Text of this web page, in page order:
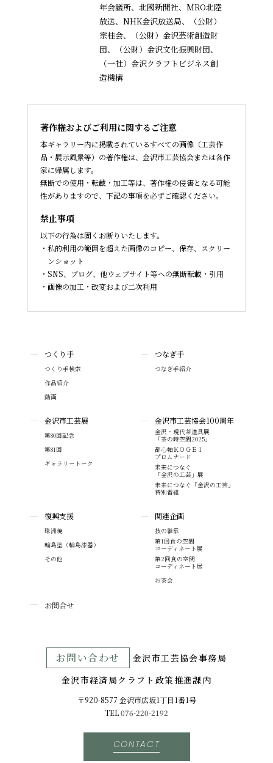
年会議所、北國新聞社、MRO北陸
放送、NHK金沢放送局、（公財）
宗桂会、
（公財）金沢芸術創造財
団、（公財）金沢文化振興財団、
（一社）金沢クラフトビジネス創
造機構
著作権およびご利用に関するご注意
本ギャラリー内に掲載されているすべての画像（工芸作
品・展示風景等）の著作権は、金沢市工芸協会または各作
家に帰属します。
無断での使用・転載・加工等は、著作権の侵害となる可能
性がありますので、下記の事項を必ずご確認ください。
禁止事項
以下の行為は固くお断りいたします。
私的利用の範囲を超えた画像のコピー、保存、スクリー
ンショット
SNS、ブログ、他ウェブサイト等への無断転載・引用
画像の加工・改変および二次利用
つくり手
つくり手検索
作品紹介
動画
つなぎ手
つなぎ手紹介
金沢市工芸展
第80回記念
第81回
ギャラリートーク
金沢市工芸協会100周年
金沢・現代茶道具展
「茶の時空間2025」
都心軸ＫＯＧＥＩ
プロムナード
未来につなぐ
「金沢の工芸」展
未来につなぐ「金沢の工芸」
特別番組
復興支援
珠洲焼
輪島塗（輪島漆器）
その他
関連企画
技の継承
第1回食の空間
コーディネート展
第2回食の空間
コーディネート展
お茶会
お問合せ
お問い合わせ
⾦沢市⼯芸協会事務局
金沢市経済局クラフト政策推進課内
〒920-8577 ⾦沢市広坂1丁目1番1号
TEL076-220-2192
CONTACT